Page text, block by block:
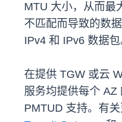
MTU 大小，从而最
不匹配而导致的数
IPv4 和 IPv6 数据包
在提供 TGW 或云
服务均提供每个 AZ
PMTUD 支持。有